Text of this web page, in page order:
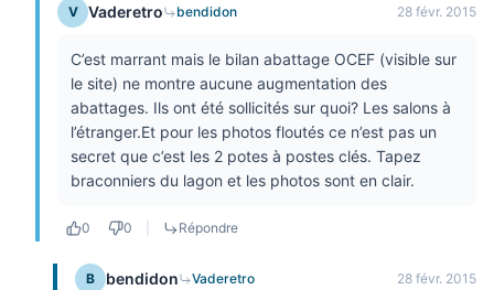
V Vaderetro bendidon 28 févr. 2015
C’est marrant mais le bilan abattage OCEF (visible sur
le site) ne montre aucune augmentation des
abattages. Ils ont été sollicités sur quoi? Les salons à
l’étranger.Et pour les photos floutés ce n’est pas un
secret que c’est les 2 potes à postes clés. Tapez
braconniers du lagon et les photos sont en clair.
0 0 Répondre
B bendidon Vaderetro 28 févr. 2015